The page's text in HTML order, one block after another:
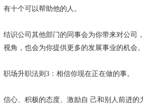
有十个可以帮助他的人。
结识公司其他部门的同事会为你带来对公司
视角，也会为你提供更多的发展事业的机会。
职场升职法则3：相信你现在正在做的事。
信心、积极的态度、激励自 己和别人前进